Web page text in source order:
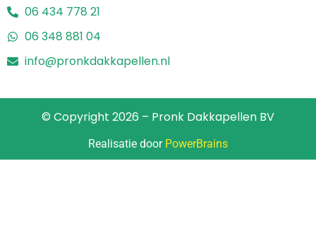
06 434 778 21
06 348 881 04
info@pronkdakkapellen.nl
© Copyright 2026 – Pronk Dakkapellen BV
Realisatie door PowerBrains